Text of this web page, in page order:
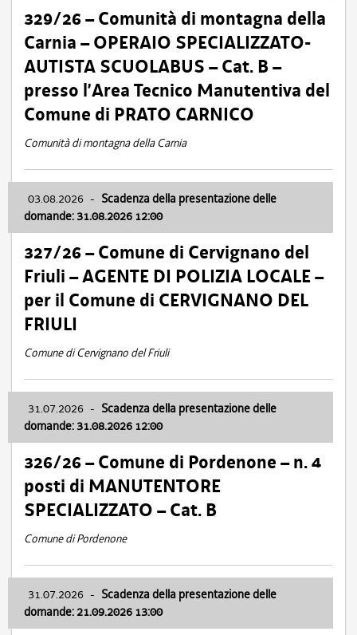
329/26 – Comunità di montagna della
Carnia – OPERAIO SPECIALIZZATO-
AUTISTA SCUOLABUS – Cat. B –
presso l’Area Tecnico Manutentiva del
Comune di PRATO CARNICO
Comunità di montagna della Carnia
03.08.2026 - Scadenza della presentazione delle
domande: 31.08.2026 12:00
327/26 – Comune di Cervignano del
Friuli – AGENTE DI POLIZIA LOCALE –
per il Comune di CERVIGNANO DEL
FRIULI
Comune di Cervignano del Friuli
31.07.2026 - Scadenza della presentazione delle
domande: 31.08.2026 12:00
326/26 – Comune di Pordenone – n. 4
posti di MANUTENTORE
SPECIALIZZATO – Cat. B
Comune di Pordenone
31.07.2026 - Scadenza della presentazione delle
domande: 21.09.2026 13:00